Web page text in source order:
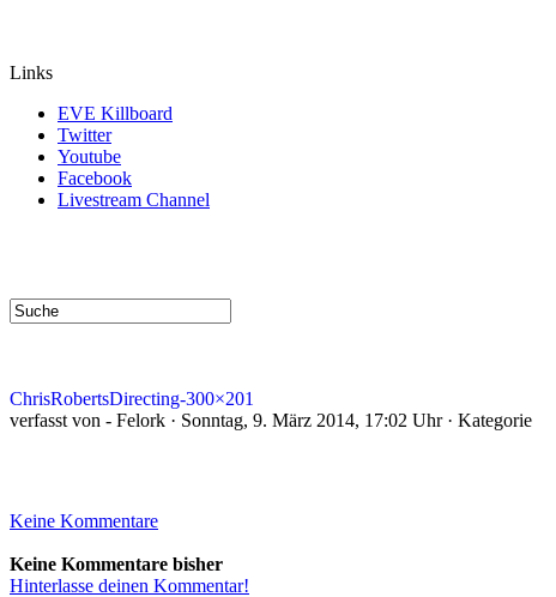
Links
EVE Killboard
Twitter
Youtube
Facebook
Livestream Channel
ChrisRobertsDirecting-300×201
verfasst von - Felork · Sonntag, 9. März 2014, 17:02 Uhr · Kategorie
Keine Kommentare
Keine Kommentare bisher
Hinterlasse deinen Kommentar!